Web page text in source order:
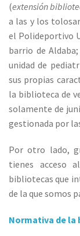
(extensión
a las y los
el Polideportivo
barrio de
unidad de
sus propias
la biblioteca de
solamente de
gestionada por
Por otro lado,
tienes acceso
bibliotecas que
de la que somos
Normativa de la